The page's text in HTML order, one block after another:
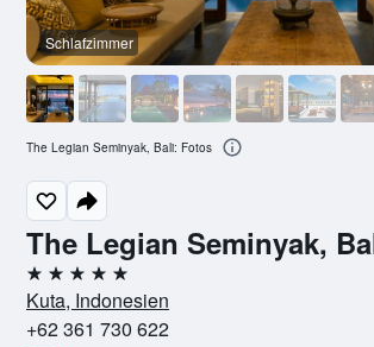
The Legian Seminyak,
5 Sterne
Kuta, Indonesien
+62 361 730 622
Schlafzimmer
The Legian Seminyak, Bali: Fotos